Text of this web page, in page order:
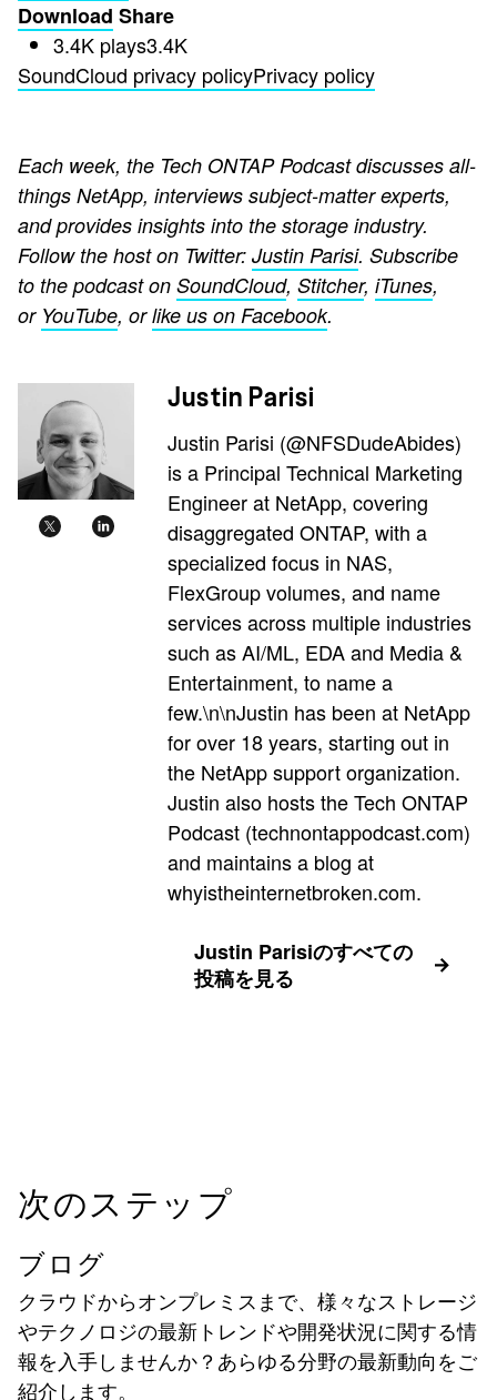
Download Share
3.4K plays3.4K
SoundCloud privacy policyPrivacy policy
Each week, the Tech ONTAP Podcast discusses all-
things NetApp, interviews subject-matter experts,
and provides insights into the storage industry.
Follow the host on Twitter: Justin Parisi. Subscribe
to the podcast on SoundCloud, Stitcher, iTunes,
or YouTube, orlike us on Facebook.
Justin Parisi
Justin Parisi (@NFSDudeAbides)
is a Principal Technical Marketing
Engineer at NetApp, covering
disaggregated ONTAP, with a
specialized focus in NAS,
FlexGroup volumes, and name
services across multiple industries
such as AI/ML, EDA and Media &
Entertainment, to name a
few.\n\nJustin has been at NetApp
for over 18 years, starting out in
the NetApp support organization.
Justin also hosts the Tech ONTAP
Podcast (technontappodcast.com)
and maintains a blog at
whyistheinternetbroken.com.
Justin Parisiのすべての
投稿を見る
次のステップ
ブログ
クラウドからオンプレミスまで、様々なストレージ
やテクノロジの最新トレンドや開発状況に関する情
報を入手しませんか？あらゆる分野の最新動向をご
紹介します。